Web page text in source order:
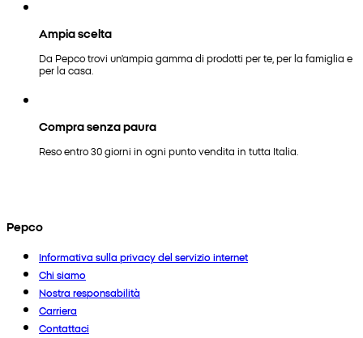
Ampia scelta
Da Pepco trovi un'ampia gamma di prodotti per te, per la famiglia e
per la casa.
Compra senza paura
Reso entro 30 giorni in ogni punto vendita in tutta Italia.
Pepco
Informativa sulla privacy del servizio internet
Chi siamo
Nostra responsabilità
Carriera
Contattaci